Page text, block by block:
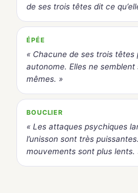
de ses trois têtes dit ce
ÉPÉE
« Chacune de ses trois têtes
autonome. Elles ne semblent
mêmes. »
BOUCLIER
« Les attaques psychiques
l’unisson sont très
mouvements sont plus lents.